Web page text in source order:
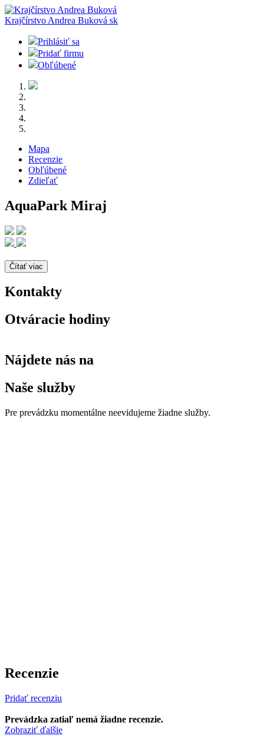
Krajčírstvo Andrea Buková sk
Prihlásiť sa
Pridať firmu
Obľúbené
Mapa
Recenzie
Obľúbené
Zdieľať
AquaPark Miraj
Čítať viac
Kontakty
Otváracie hodiny
Nájdete nás na
Naše služby
Pre prevádzku momentálne neevidujeme žiadne služby.
Recenzie
Pridať recenziu
Prevádzka zatiaľ nemá žiadne recenzie.
Zobraziť ďalšie